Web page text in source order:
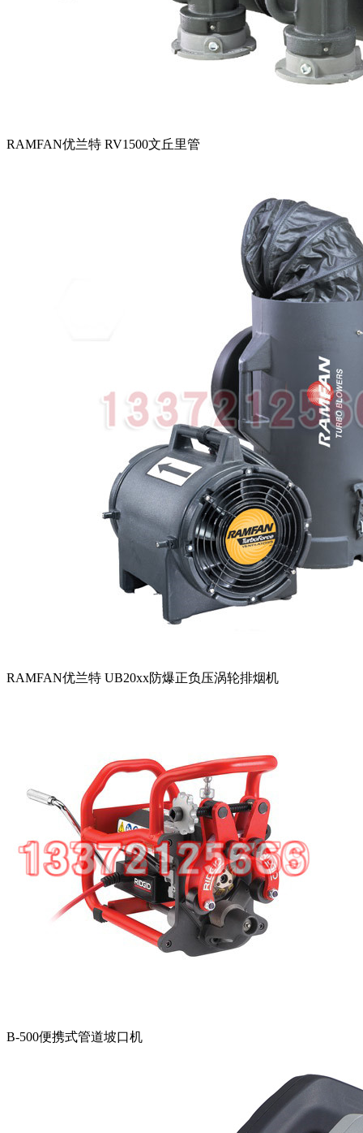
RAMFAN优兰特 RV1500文丘里管
RAMFAN优兰特 UB20xx防爆正负压涡轮排烟机
B-500便携式管道坡口机